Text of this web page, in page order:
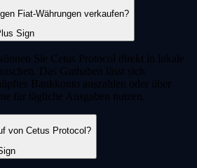
Fiat-Währungen verkaufen?
Sie Cetus Protocol direkt in lokale
Das Guthaben lässt sich
Bankkonto auszahlen oder über
für tägliche Ausgaben nutzen.
von Cetus Protocol?